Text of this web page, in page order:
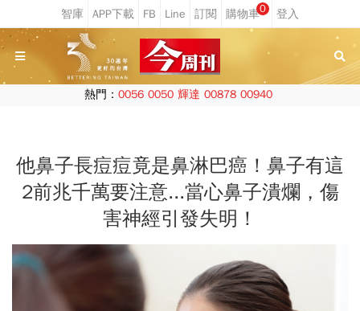
0
熱門： 0056 0050 輝達 00878 00940
他鼻子長痘痘竟是鼻淋巴癌！鼻子有這
2前兆千萬要注意...當心鼻子潰爛，傷
害神經引發失明！